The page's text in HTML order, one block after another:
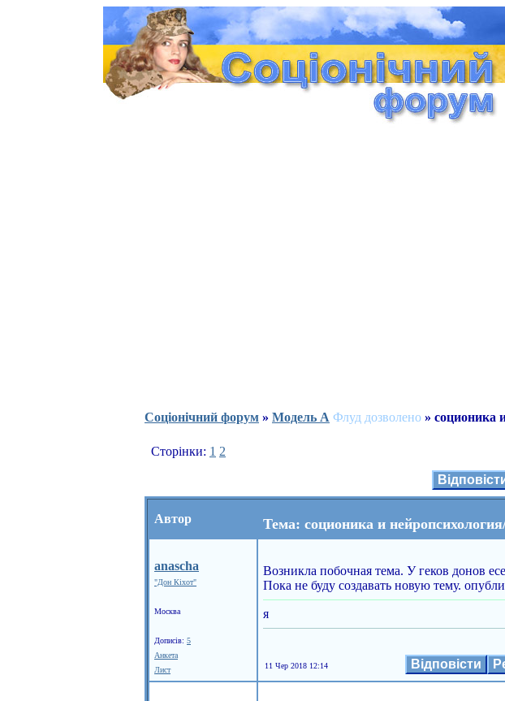
Соціонічний форум » Модель А Флуд дозволено » соционика
Сторінки: 1 2
Автор Тема: соционика и
anascha
"Дон Кіхот"
Москва
Дописів: 5
Анкета
Лист
Возникла побочная тема. У геков донов
Пока не буду создавать новую тему.
я
11 Чер 2018 12:14 Відповісти